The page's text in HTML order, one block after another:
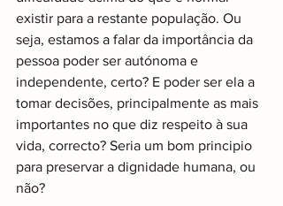
existir para a restante população. Ou
seja, estamos a falar da importância da
pessoa poder ser autónoma e
independente, certo? E poder ser ela a
tomar decisões, principalmente as mais
importantes no que diz respeito à sua
vida, correcto? Seria um bom principio
para preservar a dignidade humana, ou
não?